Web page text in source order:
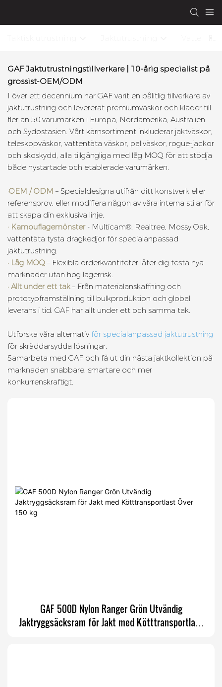
GAF Jaktutrustningstillverkare | 10-årig specialist på
grossist-OEM/ODM
I över ett decennium har GAF varit en pålitlig tillverkare av
jaktutrustning och levererat premiumväskor och kläder till
fler än 50 varumärken i Europa, Nordamerika, Australien
och Sydostasien. Vårt kärnsortiment inkluderar jaktväskor,
teleskopväskor, vattentäta väskor, pallväskor, rogue-jackor
och skoskydd, alla tillgängliga med låg MOQ för att stödja
både nystartade och etablerade varumärken.
•OEM / ODM – Specialdesigna utifrån ditt konstverk eller
referensprov, eller modifiera någon av våra interna stilar för
att skapa din exklusiva linje.
· Kamouflagemönster- Multicam®, Realtree, Mossy Oak,
vattentäta tysta dragkedjor för specialanpassad
jaktutrustning.
• Låg MOQ – Flexibla orderkvantiteter låter dig testa nya
marknader utan hög lagerrisk.
• Allt under ett tak– Från materialanskaffning och
prototypframställning till bulkproduktion och global
leverans i tid. GAF har allt under ett och samma tak.
Utforska våra alternativ för specialanpassad jaktutrustning
för skräddarsydda lösningar.
Samarbeta med GAF ​​och få ut din nästa jaktkollektion på
marknaden snabbare, smartare och mer
konkurrenskraftigt.
GAF 500D Nylon Ranger Grön Utvändig
Jaktryggsäcksram för Jakt med Kötttransportlast